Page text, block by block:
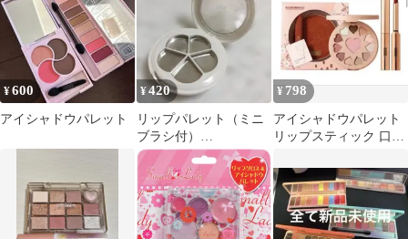
¥600
アイシャドウパレット
¥420
リップパレット（ミニ
ブラシ付）
★8/10（月）終了★
¥ 798
アイシャドウパレット
リップスティック 口紅